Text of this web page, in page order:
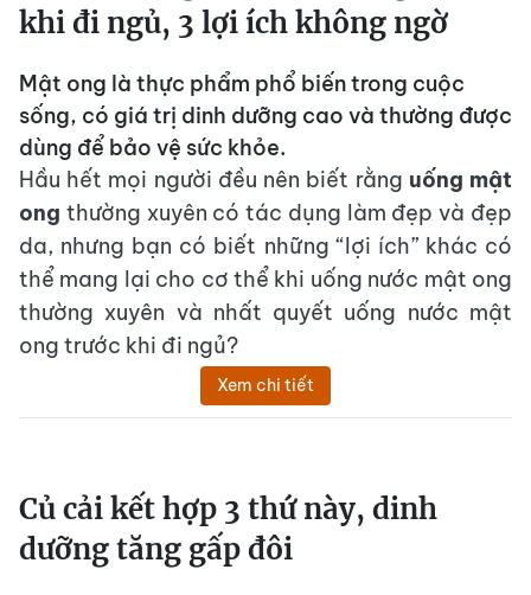
khi đi ngủ, 3 lợi ích không ngờ
Mật ong là thực phẩm phổ biến trong cuộc
sống, có giá trị dinh dưỡng cao và thường được
dùng để bảo vệ sức khỏe.
Hầu hết mọi người đều nên biết rằng uống mật
ong thường xuyên có tác dụng làm đẹp và đẹp
da, nhưng bạn có biết những “lợi ích” khác có
thể mang lại cho cơ thể khi uống nước mật ong
thường xuyên và nhất quyết uống nước mật
ong trước khi đi ngủ?
Xem chi tiết
Củ cải kết hợp 3 thứ này, dinh
dưỡng tăng gấp đôi